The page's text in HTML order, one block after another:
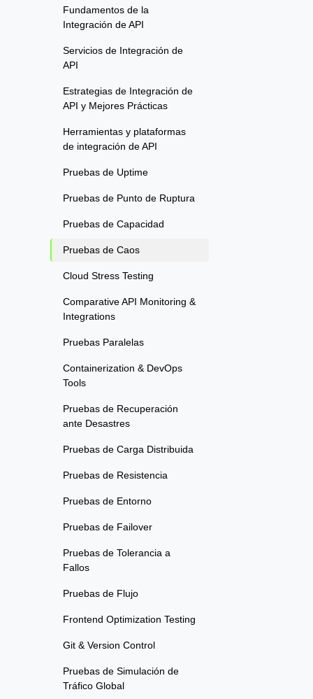
Fundamentos de la
Integración de API
Servicios de Integración de
API
Estrategias de Integración de
API y Mejores Prácticas
Herramientas y plataformas
de integración de API
Pruebas de Uptime
Pruebas de Punto de Ruptura
Pruebas de Capacidad
Pruebas de Caos
Cloud Stress Testing
Comparative API Monitoring &
Integrations
Pruebas Paralelas
Containerization & DevOps
Tools
Pruebas de Recuperación
ante Desastres
Pruebas de Carga Distribuida
Pruebas de Resistencia
Pruebas de Entorno
Pruebas de Failover
Pruebas de Tolerancia a
Fallos
Pruebas de Flujo
Frontend Optimization Testing
Git & Version Control
Pruebas de Simulación de
Tráfico Global